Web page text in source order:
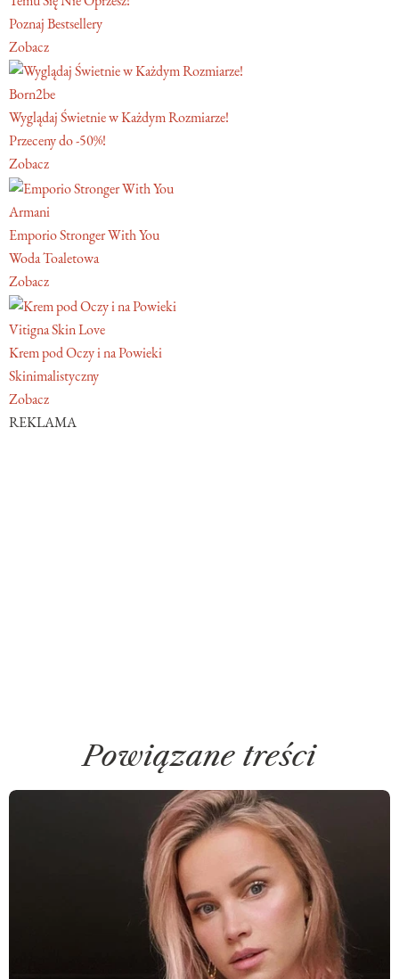
Poznaj Bestsellery
Zobacz
Born2be
Wyglądaj Świetnie w Każdym Rozmiarze!
Przeceny do -50%!
Zobacz
Armani
Emporio Stronger With You
Woda Toaletowa
Zobacz
Vitigna Skin Love
Krem pod Oczy i na Powieki
Skinimalistyczny
Zobacz
REKLAMA
Powiązane treści